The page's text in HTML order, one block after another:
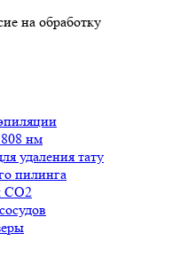
на обработку
нм
удаления тату
пилинга
CO2